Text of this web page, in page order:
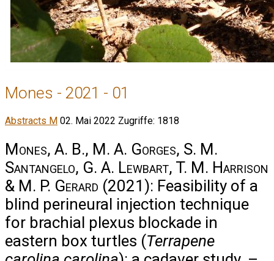
Mones - 2021 - 01
Abstracts M 02. Mai 2022 Zugriffe: 1818
Mones, A. B., M. A. Gorges, S. M.
Santangelo, G. A. Lewbart, T. M. Harrison
& M. P. Gerard (2021): Feasibility of a
blind perineural injection technique
for brachial plexus blockade in
eastern box turtles (Terrapene